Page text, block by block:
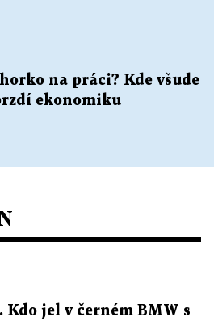
na práci? Kde všude
ekonomiku
Kdo jel v černém BMW s